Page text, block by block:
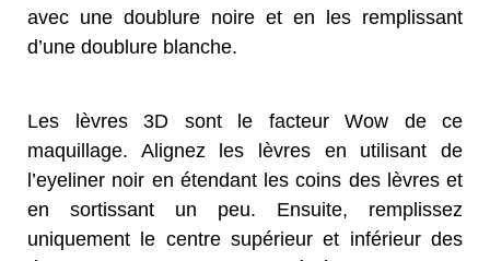
avec une doublure noire et en les remplissant
d’une doublure blanche.
Les lèvres 3D sont le facteur Wow de ce
maquillage. Alignez les lèvres en utilisant de
l’eyeliner noir en étendant les coins des lèvres et
en sortissant un peu. Ensuite, remplissez
uniquement le centre supérieur et inférieur des